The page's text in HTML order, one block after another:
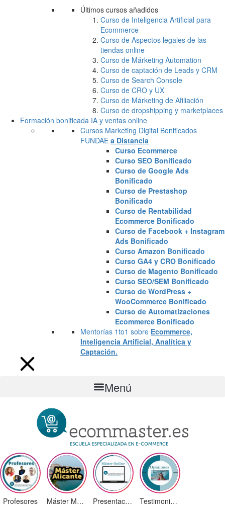
Últimos cursos añadidos
Curso de Inteligencia Artificial para
Ecommerce
Curso de Aspectos legales de las
tiendas online
Curso de Márketing Automation
Curso de captación de Leads y CRM
Curso de Search Console
Curso de CRO y UX
Curso de Márketing de Afiliación
Curso de dropshipping y marketplaces
Formación bonificada IA y ventas online
Cursos Marketing Digital Bonificados
FUNDAE a Distancia
Curso Ecommerce
Curso SEO Bonificado
Curso de Google Ads
Bonificado
Curso de Prestashop
Bonificado
Curso de Rentabilidad
Ecommerce Bonificado
Curso de Facebook + Instagram
Ads Bonificado
Curso Amazon Bonificado
Curso GA4 y CRO Bonificado
Curso de Magento Bonificado
Curso SEO/SEM Bonificado
Curso de WordPress +
WooCommerce Bonificado
Curso de Automatizaciones
Ecommerce Bonificado
Mentorías 1to1 sobre Ecommerce,
Inteligencia Artificial, Analítica y
Captación.
Menú
Profesores Máster Marketing Digital en Alicante Presentación ¡Nuevas Ediciones! Testimonios Alumnos